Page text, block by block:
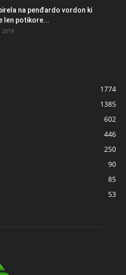
na penđardo vordon ki
len potikore...
2019
1774
1385
602
446
250
90
85
53